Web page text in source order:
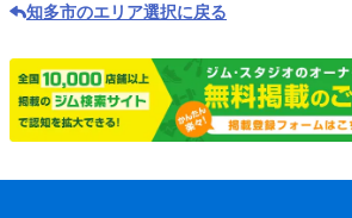
知多市のエリア選択に戻る